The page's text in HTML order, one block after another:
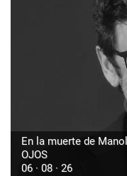
En la muerte de
OJOS
06 · 08 · 26